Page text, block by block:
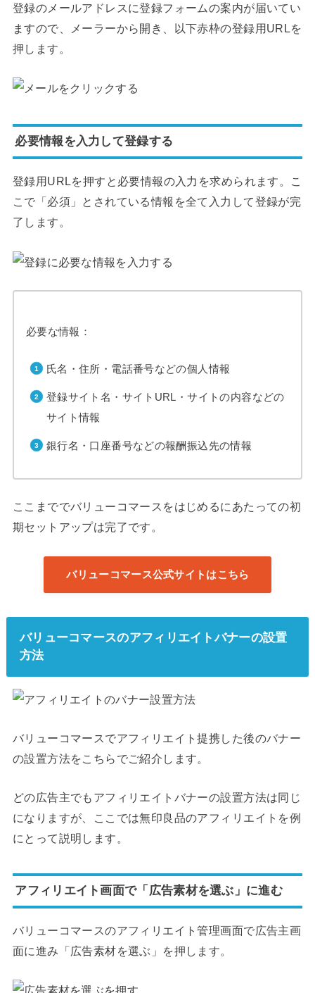
登録のメールアドレスに登録フォームの案内が届いてい
ますので、メーラーから開き、以下赤枠の登録用URLを
押します。
必要情報を入力して登録する
登録用URLを押すと必要情報の入力を求められます。こ
こで「必須」とされている情報を全て入力して登録が完
了します。
必要な情報：
氏名・住所・電話番号などの個人情報
登録サイト名・サイトURL・サイトの内容などの
サイト情報
銀行名・口座番号などの報酬振込先の情報
ここまででバリューコマースをはじめるにあたっての初
期セットアップは完了です。
バリューコマース公式サイトはこちら
バリューコマースのアフィリエイトバナーの設置
方法
バリューコマースでアフィリエイト提携した後のバナー
の設置方法をこちらでご紹介します。
どの広告主でもアフィリエイトバナーの設置方法は同じ
になりますが、ここでは無印良品のアフィリエイトを例
にとって説明します。
アフィリエイト画面で「広告素材を選ぶ」に進む
バリューコマースのアフィリエイト管理画面で広告主画
面に進み「広告素材を選ぶ」を押します。